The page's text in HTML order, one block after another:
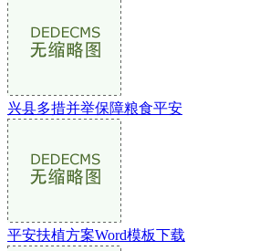
兴县多措并举保障粮食平安
平安扶植方案Word模板下载